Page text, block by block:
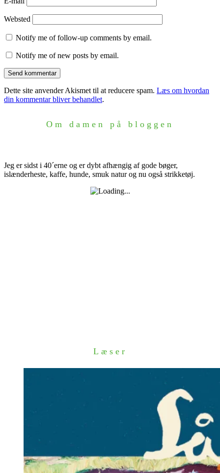
Websted
Notify me of follow-up comments by email.
Notify me of new posts by email.
Dette site anvender Akismet til at reducere spam. Læs om hvordan
din kommentar bliver behandlet.
Om damen på bloggen
Jeg er sidst i 40´erne og er dybt afhængig af gode bøger,
islænderheste, kaffe, hunde, smuk natur og nu også strikketøj.
Læser